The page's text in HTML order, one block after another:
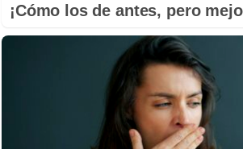
¡Cómo los de antes, pero